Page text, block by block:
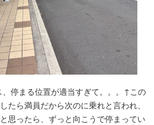
停まる位置が適当すぎて。。。↑この
たら満員だから次のに乗れと言われ、
思ったら、ずっと向こうで停まってい